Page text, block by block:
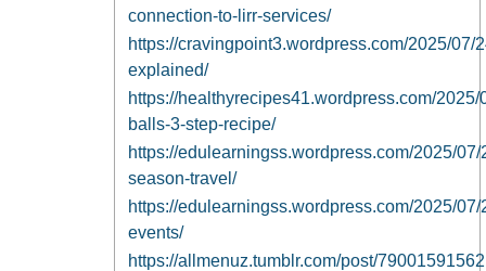
connection-to-lirr-services/
https://cravingpoint3.wordpress.com/2025/
explained/
https://healthyrecipes41.wordpress.com/
balls-3-step-recipe/
https://edulearningss.wordpress.com/2025/
season-travel/
https://edulearningss.wordpress.com/2025/
events/
https://allmenuz.tumblr.com/post/